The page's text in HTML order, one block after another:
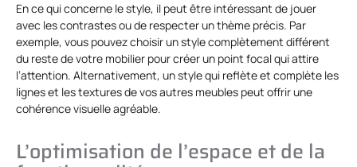
En ce qui concerne le style, il peut être intéressant de jouer
avec les contrastes ou de respecter un thème précis. Par
exemple, vous pouvez choisir un style complètement différent
du reste de votre mobilier pour créer un point focal qui attire
l’attention. Alternativement, un style qui reflète et complète les
lignes et les textures de vos autres meubles peut offrir une
cohérence visuelle agréable.
L’optimisation de l’espace et de la